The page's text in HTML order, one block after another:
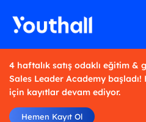
4 haftalık satış odaklı eğitim &
Sales Leader Academy
için kayıtlar devam ediyor.
Hemen Kayıt Ol